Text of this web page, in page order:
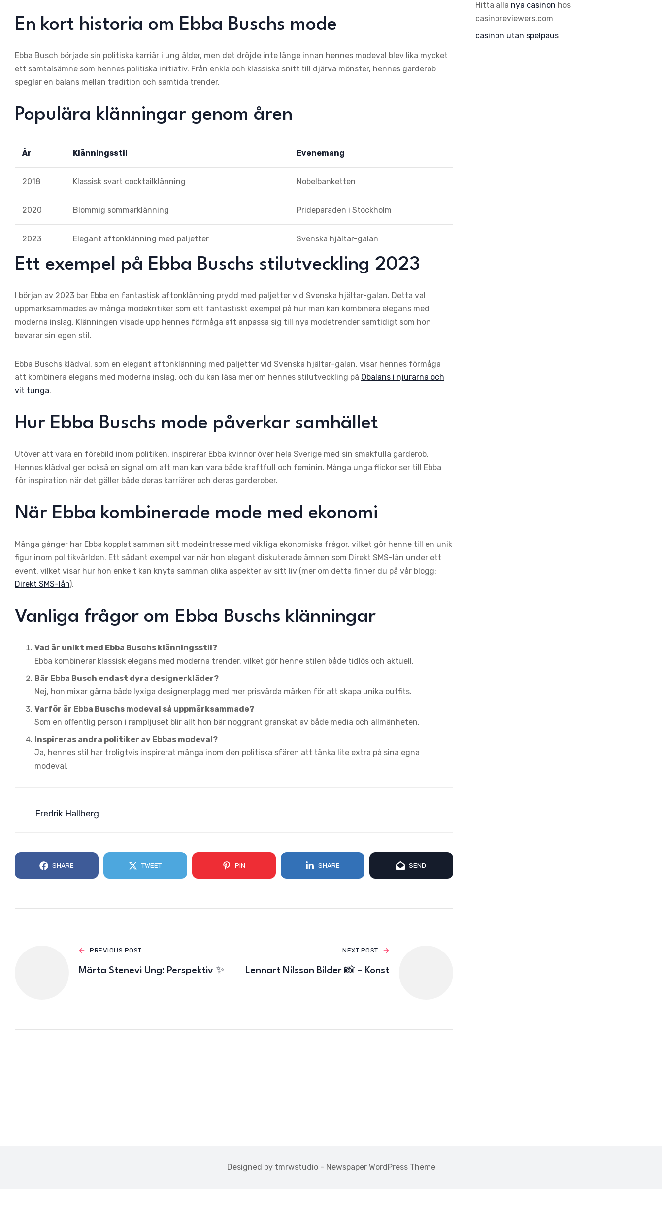
En kort historia om Ebba Buschs mode
Ebba Busch började sin politiska karriär i ung ålder, men det dröjde inte länge innan hennes modeval blev lika mycket
ett samtalsämne som hennes politiska initiativ. Från enkla och klassiska snitt till djärva mönster, hennes garderob
speglar en balans mellan tradition och samtida trender.
Populära klänningar genom åren
År Klänningsstil Evenemang
2018 Klassisk svart cocktailklänning Nobelbanketten
2020 Blommig sommarklänning Prideparaden i Stockholm
2023 Elegant aftonklänning med paljetter Svenska hjältar-galan
Ett exempel på Ebba Buschs stilutveckling 2023
I början av 2023 bar Ebba en fantastisk aftonklänning prydd med paljetter vid Svenska hjältar-galan. Detta val
uppmärksammades av många modekritiker som ett fantastiskt exempel på hur man kan kombinera elegans med
moderna inslag. Klänningen visade upp hennes förmåga att anpassa sig till nya modetrender samtidigt som hon
bevarar sin egen stil.
Ebba Buschs klädval, som en elegant aftonklänning med paljetter vid Svenska hjältar-galan, visar hennes förmåga
att kombinera elegans med moderna inslag, och du kan läsa mer om hennes stilutveckling på Obalans i njurarna och
vit tunga.
Hur Ebba Buschs mode påverkar samhället
Utöver att vara en förebild inom politiken, inspirerar Ebba kvinnor över hela Sverige med sin smakfulla garderob.
Hennes klädval ger också en signal om att man kan vara både kraftfull och feminin. Många unga flickor ser till Ebba
för inspiration när det gäller både deras karriärer och deras garderober.
När Ebba kombinerade mode med ekonomi
Många gånger har Ebba kopplat samman sitt modeintresse med viktiga ekonomiska frågor, vilket gör henne till en unik
figur inom politikvärlden. Ett sådant exempel var när hon elegant diskuterade ämnen som Direkt SMS-lån under ett
event, vilket visar hur hon enkelt kan knyta samman olika aspekter av sitt liv (mer om detta finner du på vår blogg:
Direkt SMS-lån).
Vanliga frågor om Ebba Buschs klänningar
Vad är unikt med Ebba Buschs klänningsstil?
Ebba kombinerar klassisk elegans med moderna trender, vilket gör henne stilen både tidlös och aktuell.
Bär Ebba Busch endast dyra designerkläder?
Nej, hon mixar gärna både lyxiga designerplagg med mer prisvärda märken för att skapa unika outfits.
Varför är Ebba Buschs modeval så uppmärksammade?
Som en offentlig person i rampljuset blir allt hon bär noggrant granskat av både media och allmänheten.
Inspireras andra politiker av Ebbas modeval?
Ja, hennes stil har troligtvis inspirerat många inom den politiska sfären att tänka lite extra på sina egna
modeval.
Fredrik Hallberg
SHARE TWEET PIN SHARE SEND
PREVIOUS POST
Märta Stenevi Ung: Perspektiv ✨
NEXT POST
Lennart Nilsson Bilder 📸 – Konst
Hitta alla nya casinon hos
casinoreviewers.com
casinon utan spelpaus
Designed by tmrwstudio - Newspaper WordPress Theme